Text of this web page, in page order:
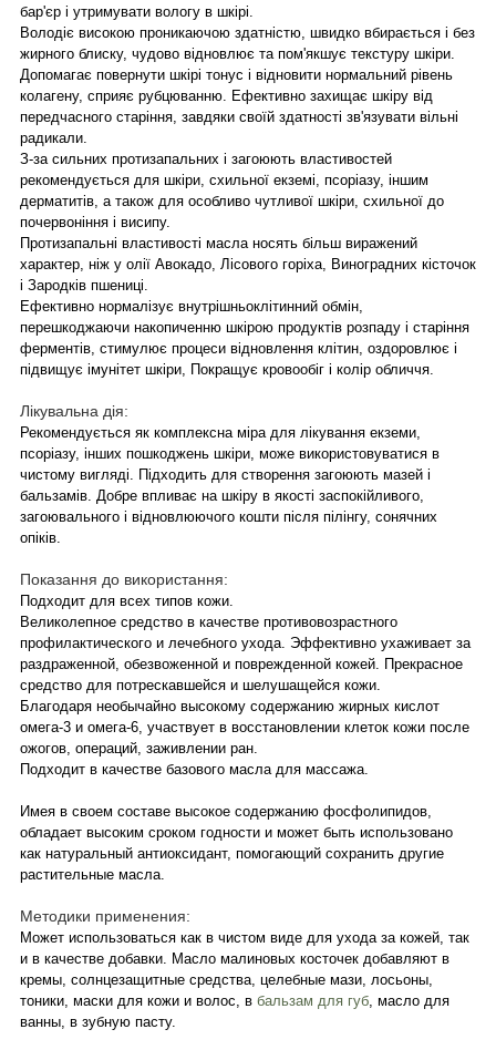
бар'єр і утримувати вологу в шкірі.
Володіє високою проникаючою здатністю, швидко вбирається і без
жирного блиску, чудово відновлює та пом'якшує текстуру шкіри.
Допомагає повернути шкірі тонус і відновити нормальний рівень
колагену, сприяє рубцюванню. Ефективно захищає шкіру від
передчасного старіння, завдяки своїй здатності зв'язувати вільні
радикали.
З-за сильних протизапальних і загоюють властивостей
рекомендується для шкіри, схильної екземі, псоріазу, іншим
дерматитів, а також для особливо чутливої шкіри, схильної до
почервоніння і висипу.
Протизапальні властивості масла носять більш виражений
характер, ніж у олії Авокадо, Лісового горіха, Виноградних кісточок
і Зародків пшениці.
Ефективно нормалізує внутрішньоклітинний обмін,
перешкоджаючи накопиченню шкірою продуктів розпаду і старіння
ферментів, стимулює процеси відновлення клітин, оздоровлює і
підвищує імунітет шкіри, Покращує кровообіг і колір обличчя.
Лікувальна дія:
Рекомендується як комплексна міра для лікування екземи,
псоріазу, інших пошкоджень шкіри, може використовуватися в
чистому вигляді. Підходить для створення загоюють мазей і
бальзамів. Добре впливає на шкіру в якості заспокійливого,
загоювального і відновлюючого кошти після пілінгу, сонячних
опіків.
Показання до використання:
Подходит для всех типов кожи.
Великолепное средство в качестве противовозрастного
профилактического и лечебного ухода. Эффективно ухаживает за
раздраженной, обезвоженной и поврежденной кожей. Прекрасное
средство для потрескавшейся и шелушащейся кожи.
Благодаря необычайно высокому содержанию жирных кислот
омега-3 и омега-6, участвует в восстановлении клеток кожи после
ожогов, операций, заживлении ран.
Подходит в качестве базового масла для массажа.
Имея в своем составе высокое содержанию фосфолипидов,
обладает высоким сроком годности и может быть использовано
как натуральный антиоксидант, помогающий сохранить другие
растительные масла.
Методики применения:
Может использоваться как в чистом виде для ухода за кожей, так
и в качестве добавки. Масло малиновых косточек добавляют в
кремы, солнцезащитные средства, целебные мази, лосьоны,
тоники, маски для кожи и волос, в бальзам для губ , масло для
ванны, в зубную пасту.